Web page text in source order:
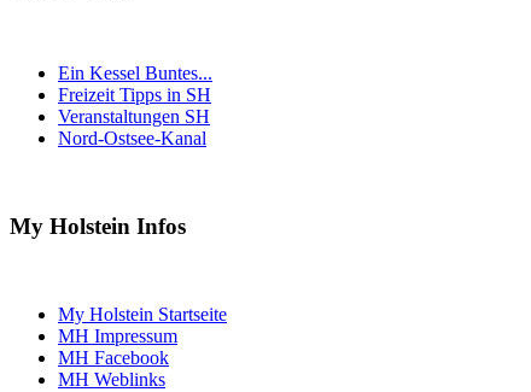
Ein Kessel Buntes...
Freizeit Tipps in SH
Veranstaltungen SH
Nord-Ostsee-Kanal
My Holstein Infos
My Holstein Startseite
MH Impressum
MH Facebook
MH Weblinks